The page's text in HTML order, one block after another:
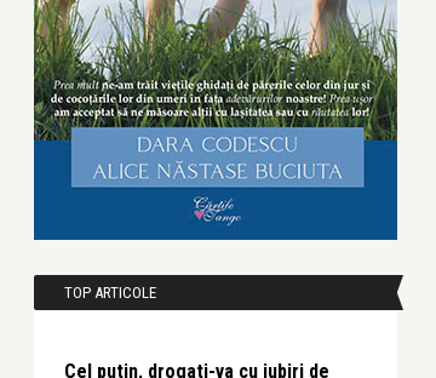
TOP ARTICOLE
Cel putin, drogati-va cu iubiri de